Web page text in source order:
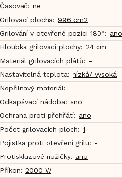
Časovač: ne
Grilovací plocha: 996 cm2
Grilování v otevřené pozici 180°: ano
Hloubka grilovací plochy: 24 cm
Materiál grilovacích plátů: -
Nastavitelná teplota: nízká/ vysoká
Nepřilnavý materiál: -
Odkapávací nádoba: ano
Ochrana proti přehřátí: ano
Počet grilovacích ploch: 1
Pojistka proti otevření grilu: -
Protiskluzové nožičky: ano
Příkon: 2000 W